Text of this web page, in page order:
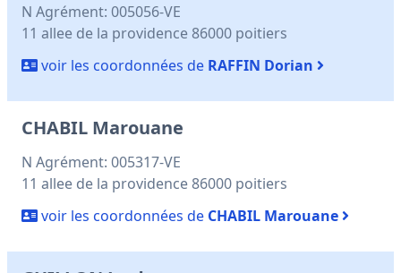
N Agrément: 005056-VE
11 allee de la providence 86000 poitiers
voir les coordonnées de RAFFIN Dorian
CHABIL Marouane
N Agrément: 005317-VE
11 allee de la providence 86000 poitiers
voir les coordonnées de CHABIL Marouane